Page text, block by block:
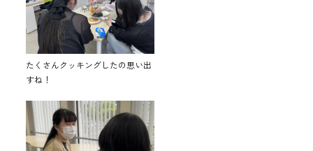
たくさんクッキングしたの思い出
すね！